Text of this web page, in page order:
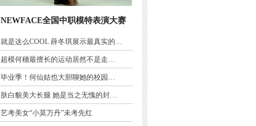
NEWFACE全国中职模特表演大赛
就是这么COOL 薛冬琪展示最真实的…
超模何穗最擅长的运动居然不是走…
毕业季！何仙姑也大胆聊她的校园…
肤白貌美大长腿 她是当之无愧的封…
艺考美女“小莫万丹”未考先红